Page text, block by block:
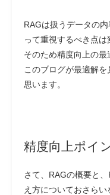
RAGは扱うデータの
って重視するべき点は
そのため精度向上の最
このブログが最適解
思います。
精度向上ポ
さて、RAGの概要と
え方についておさらい